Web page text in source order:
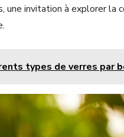
une invitation à explorer la
types de verres par